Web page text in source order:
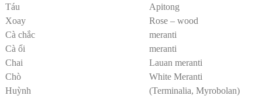
Táu
Apitong
Xoay
Rose – wood
Cà chắc
meranti
Cà ổi
meranti
Chai
Lauan meranti
Chò
White Meranti
Huỳnh
(Terminalia, Myrobolan)